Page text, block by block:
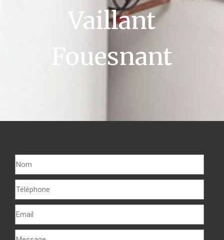
Vaillant
Fouesnant